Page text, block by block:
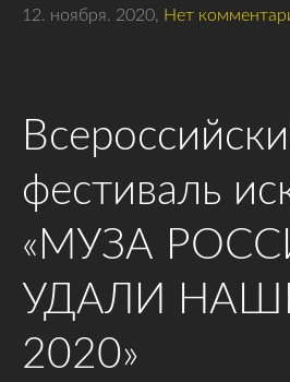
12. ноября. 2020, Нет
фестиваль
«МУЗА
УДАЛИ
2020»